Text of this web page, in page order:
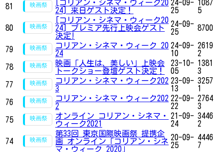
81
[コリアン・シネマ・ウィーク20
24] 来日ゲスト決定！
24-09-
25
1087
5
80
[コリアン・シネマ・ウィーク20
24] プレミア先行上映会ゲスト
決定!
24-09-
25
8700
79
コリアン・シネマ・ウィーク 20
24
24-09-
10
2619
2
78
映画「人生は、美しい」上映会
トークショー登壇ゲスト決定！
23-10-
05
1381
3
77
コリアン・シネマ・ウィーク202
3
23-09-
13
3257
1
76
コリアン・シネマ・ウィーク202
2
22-09-
22
2764
3
75
オンライン コリアン・シネマ・
ウィーク2021
21-09-
24
3446
2
74
第33回 東京国際映画祭 提携企
画 オンライン「コリアン・シネ
マ・ウィーク 2020」
20-09-
25
4446
7